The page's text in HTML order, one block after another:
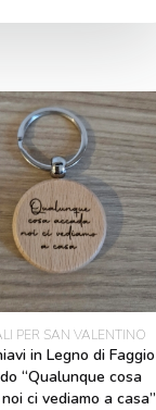
PER SAN VALENTINO
in Legno di Faggio
“Qualunque cosa
ci vediamo a casa”